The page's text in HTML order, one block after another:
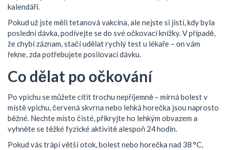
kalendáři.
Pokud už jste měli tetanová vakcína, ale nejste si jistí, kdy byla
poslední dávka, podívejte se do své očkovací knížky. V případě,
že chybí záznam, stačí udělat rychlý test u lékaře – on vám
řekne, zda potřebujete posilovací dávku.
Co dělat po očkování
Po vpichu se můžete cítit trochu nepříjemně – mírná bolest v
místě vpichu, červená skvrna nebo lehká horečka jsou naprosto
běžné. Nechte místo čisté, přikryjte ho lehkým obvazem a
vyhněte se těžké fyzické aktivitě alespoň 24 hodin.
Pokud vás trápí větší otok, bolest nebo horečka nad 38 °C,